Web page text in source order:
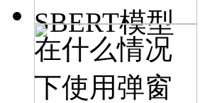
SBERT模型
在什么情况
下使用弹窗